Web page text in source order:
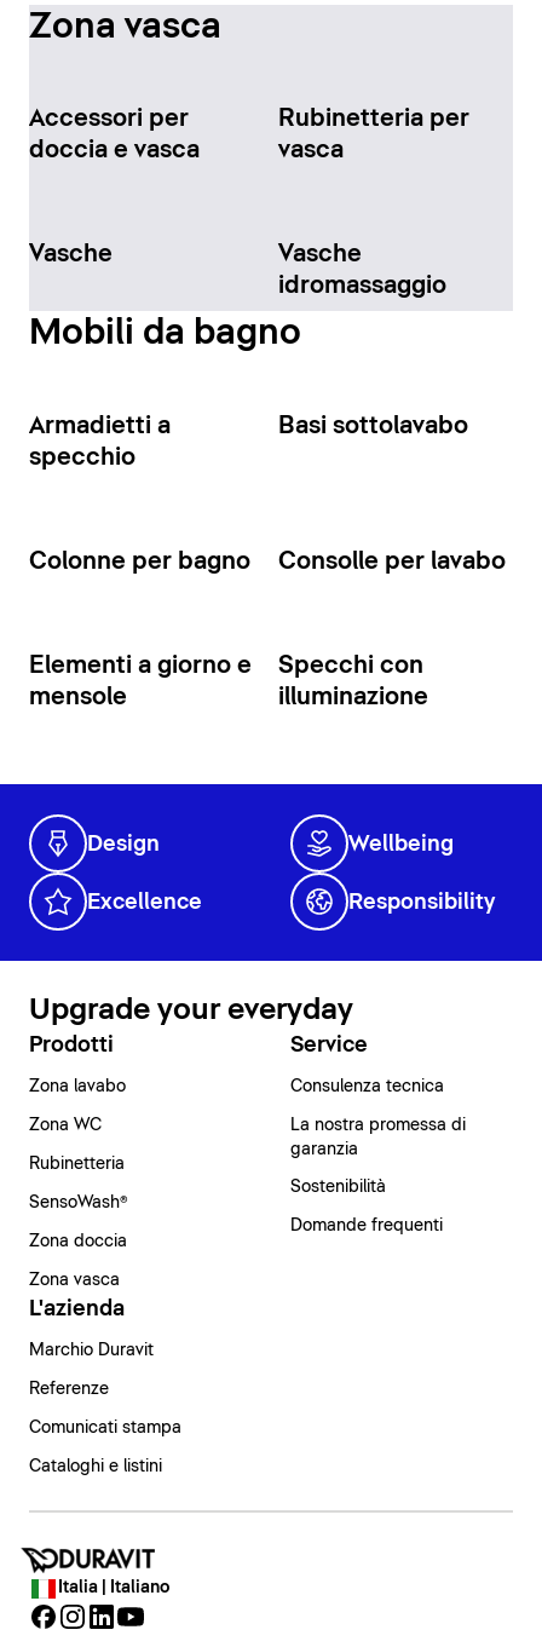
Zona vasca
Accessori per
doccia e vasca
Rubinetteria per
vasca
Vasche
Vasche
idromassaggio
Mobili da bagno
Armadietti a
specchio
Basi sottolavabo
Colonne per bagno Consolle per lavabo
Elementi a giorno e
mensole
Specchi con
illuminazione
Design Wellbeing
Excellence Responsibility
Upgrade your everyday
Prodotti
Zona lavabo
Zona WC
Rubinetteria
SensoWash®
Zona doccia
Zona vasca
Service
Consulenza tecnica
La nostra promessa di
garanzia
Sostenibilità
Domande frequenti
L'azienda
Marchio Duravit
Referenze
Comunicati stampa
Cataloghi e listini
Italia | Italiano